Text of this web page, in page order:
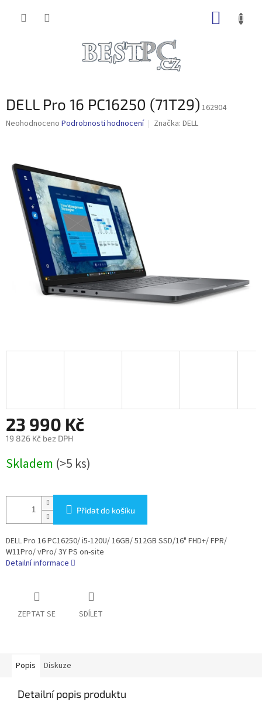
DELL Pro 16 PC16250 (71T29) 162904
Průměrné
0,0
hvězdiček.
Neohodnoceno Podrobnosti hodnocení Značka: DELL
23 990 Kč
19 826 Kč bez DPH
cena:
Skladem (>5 ks)
Přidat do košíku
DELL Pro 16 PC16250/ i5-120U/ 16GB/ 512GB SSD/16" FHD+/ FPR/
W11Pro/ vPro/ 3Y PS on-site
Detailní informace
ZEPTAT SE SDÍLET
Popis Diskuze
Detailní popis produktu